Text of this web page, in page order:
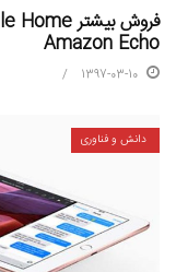
Amazon Echo
1397-03-10
دانش و فناوری